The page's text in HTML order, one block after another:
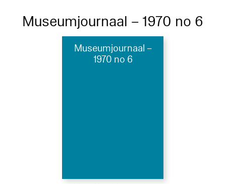
Museumjournaal – 1970 no 6
Museumjournaal –
1970 no 6